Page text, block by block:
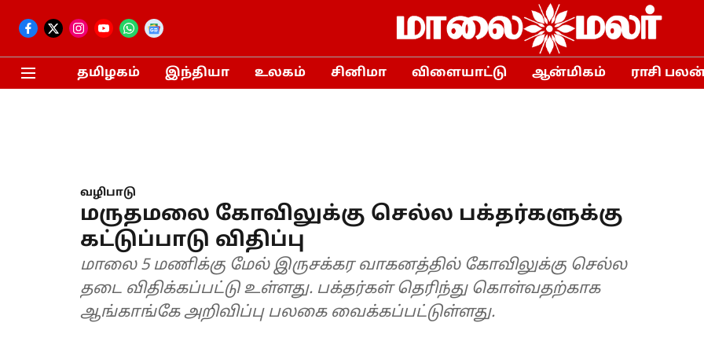
தமிழகம் இந்தியா உலகம் சினிமா விளையாட்டு ஆன்மிகம் ராசி
வழிபாடு
மருதமலை கோவிலுக்கு செல்ல பக்தர்களுக்கு
கட்டுப்பாடு விதிப்பு
மாலை 5 மணிக்கு மேல் இருசக்கர வாகனத்தில் கோவிலுக்கு செல்ல
தடை விதிக்கப்பட்டு உள்ளது. பக்தர்கள் தெரிந்து கொள்வதற்காக
ஆங்காங்கே அறிவிப்பு பலகை வைக்கப்பட்டுள்ளது.